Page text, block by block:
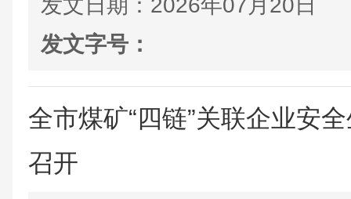
发文日期： 2026年07月20日
发文字号：
全市煤矿“四链”关联企业安
召开